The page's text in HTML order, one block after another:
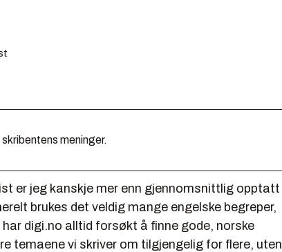
meninger.
er jeg kanskje mer enn gjennomsnittlig opptatt
brukes det veldig mange engelske begreper,
digi.no alltid forsøkt å finne gode, norske
temaene vi skriver om tilgjengelig for flere, uten